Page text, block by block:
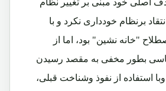
اصلی خود مبنی بر تغییر نظام
برنظام خودداری نکرد و با
"خانه نشین" بود، اما از
بطور مخفی به مقصد رسیدن
استفاده از نفوذ وشناخت قبلی،